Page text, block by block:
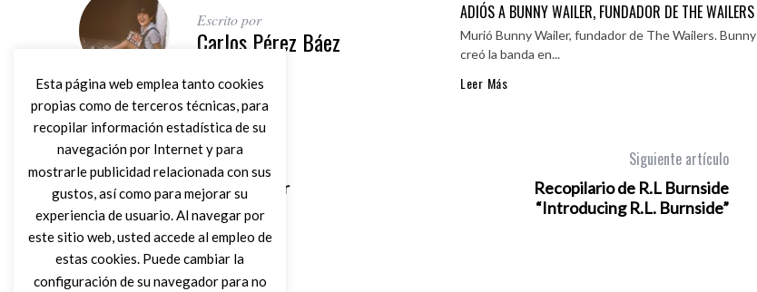
Escrito por
Carlos Pérez Báez
ADIÓS A BUNNY WAILER, FUNDADOR DE THE WAILERS
Murió Bunny Wailer, fundador de The Wailers. Bunny
creó la banda en...
Leer Más
Artículo anterior
Muere Ronnie Spector
Siguiente artículo
Recopilario de R.L Burnside
“Introducing R.L. Burnside”
Esta página web emplea tanto cookies
propias como de terceros técnicas, para
recopilar información estadística de su
navegación por Internet y para
mostrarle publicidad relacionada con sus
gustos, así como para mejorar su
experiencia de usuario. Al navegar por
este sitio web, usted accede al empleo de
estas cookies. Puede cambiar la
configuración de su navegador para no